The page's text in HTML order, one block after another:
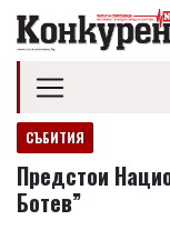
СЪБИТИЯ
Предстои
Ботев”